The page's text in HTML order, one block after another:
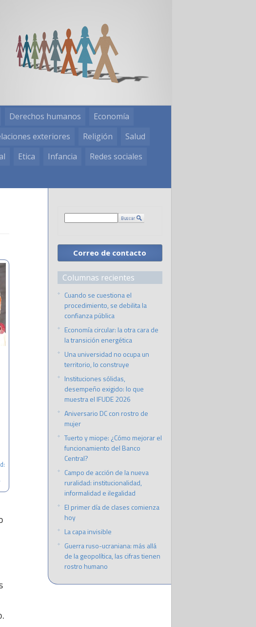
Derechos humanos
Economía
exteriores Religión
Salud
Etica Infancia
Redes sociales
Correo de contacto
Columnas recientes
Cuando se cuestiona el
procedimiento, se debilita la
confianza pública
Economía circular: la otra cara de
la transición energética
Una universidad no ocupa un
territorio, lo construye
Instituciones sólidas,
desempeño exigido: lo que
muestra el IFUDE 2026
Aniversario DC con rostro de
mujer
Tuerto y miope: ¿Cómo mejorar el
funcionamiento del Banco
Central?
Campo de acción de la nueva
ruralidad: institucionalidad,
informalidad e ilegalidad
El primer día de clases comienza
hoy
La capa invisible
Guerra ruso-ucraniana: más allá
de la geopolítica, las cifras tienen
rostro humano